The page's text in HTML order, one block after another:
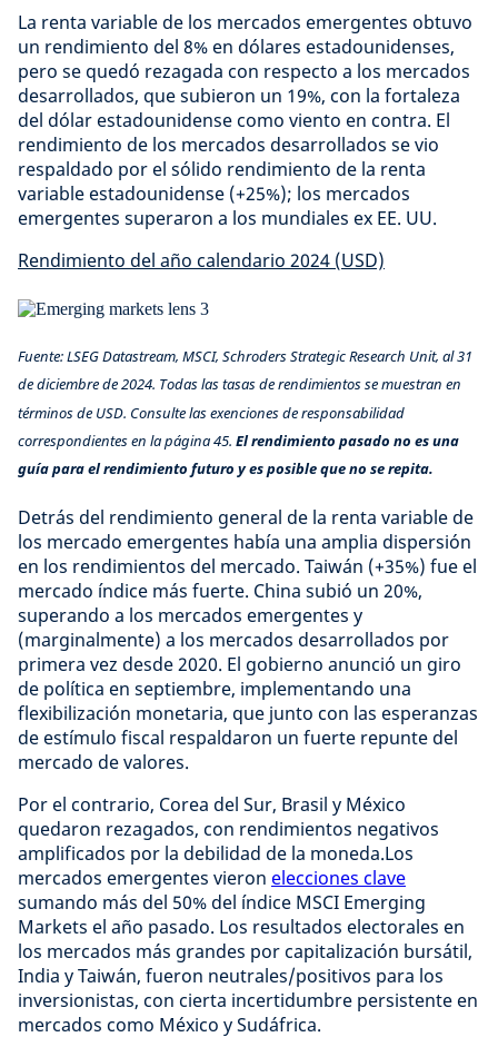
La renta variable de los mercados emergentes obtuvo
un rendimiento del 8% en dólares estadounidenses,
pero se quedó rezagada con respecto a los mercados
desarrollados, que subieron un 19%, con la fortaleza
del dólar estadounidense como viento en contra. El
rendimiento de los mercados desarrollados se vio
respaldado por el sólido rendimiento de la renta
variable estadounidense (+25%); los mercados
emergentes superaron a los mundiales ex EE. UU.
Rendimiento del año calendario 2024 (USD)
Fuente: LSEG Datastream, MSCI, Schroders Strategic Research Unit, al 31
de diciembre de 2024. Todas las tasas de rendimientos se muestran en
términos de USD. Consulte las exenciones de responsabilidad
correspondientes en la página 45. El rendimiento pasado no es una
guía para el rendimiento futuro y es posible que no se repita.
Detrás del rendimiento general de la renta variable de
los mercado emergentes había una amplia dispersión
en los rendimientos del mercado. Taiwán (+35%) fue el
mercado índice más fuerte. China subió un 20%,
superando a los mercados emergentes y
(marginalmente) a los mercados desarrollados por
primera vez desde 2020. El gobierno anunció un giro
de política en septiembre, implementando una
flexibilización monetaria, que junto con las esperanzas
de estímulo fiscal respaldaron un fuerte repunte del
mercado de valores.
Por el contrario, Corea del Sur, Brasil y México
quedaron rezagados, con rendimientos negativos
amplificados por la debilidad de la moneda.Los
mercados emergentes vieron elecciones clave
sumando más del 50% del índice MSCI Emerging
Markets el año pasado. Los resultados electorales en
los mercados más grandes por capitalización bursátil,
India y Taiwán, fueron neutrales/positivos para los
inversionistas, con cierta incertidumbre persistente en
mercados como México y Sudáfrica.